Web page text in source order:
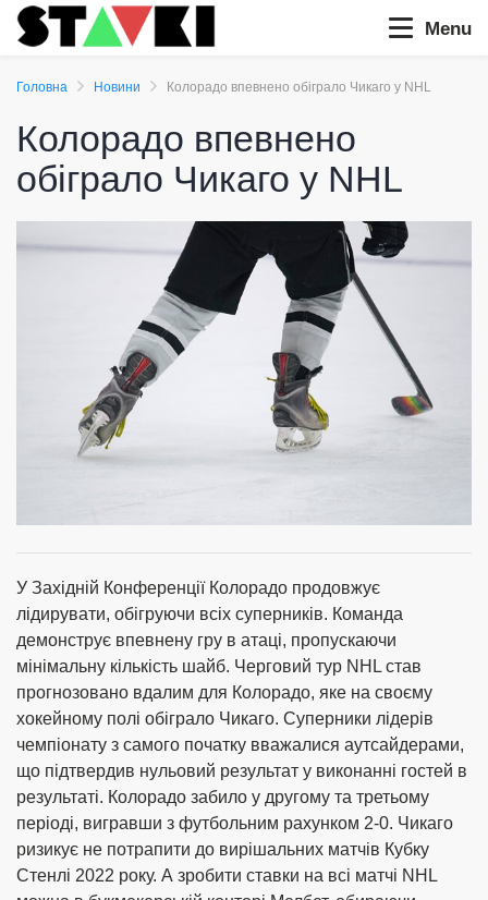
Menu
Головна Новини Колорадо впевнено обіграло Чикаго у NHL
Колорадо впевнено
обіграло Чикаго у NHL
У Західній Конференції Колорадо продовжує
лідирувати, обігруючи всіх суперників. Команда
демонструє впевнену гру в атаці, пропускаючи
мінімальну кількість шайб. Черговий тур NHL став
прогнозовано вдалим для Колорадо, яке на своєму
хокейному полі обіграло Чикаго. Суперники лідерів
чемпіонату з самого початку вважалися аутсайдерами,
що підтвердив нульовий результат у виконанні гостей в
результаті. Колорадо забило у другому та третьому
періоді, вигравши з футбольним рахунком 2-0. Чикаго
ризикує не потрапити до вирішальних матчів Кубку
Стенлі 2022 року. А зробити ставки на всі матчі NHL